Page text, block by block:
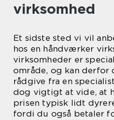
virksomhed
Et sidste sted vi vil
hos en håndværker
virksomheder er
område, og kan derfor
rådgive fra en
dog vigtigt at vide, at
prisen typisk lidt
fordi du også betaler